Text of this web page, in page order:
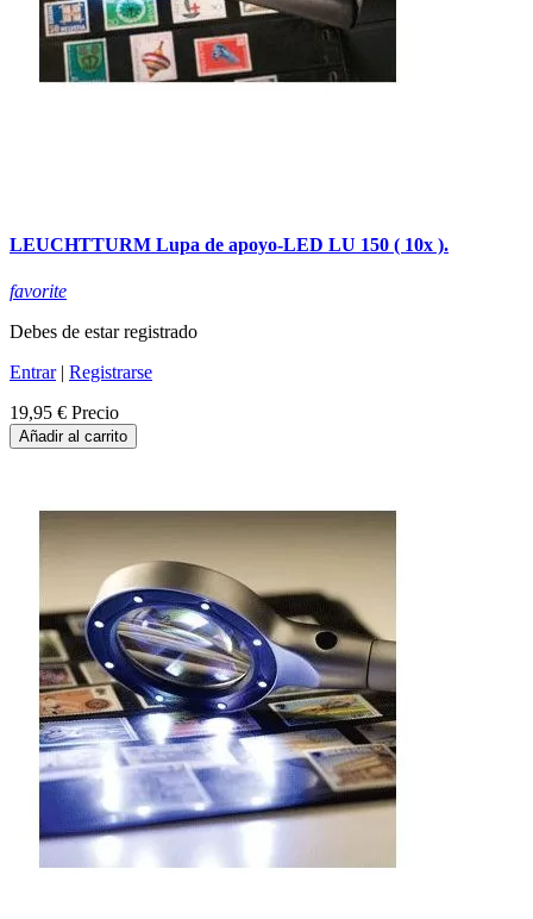
LEUCHTTURM Lupa de apoyo-LED LU 150 ( 10x ).
favorite
Debes de estar registrado
Entrar| Registrarse
19,95 € Precio
Añadir al carrito